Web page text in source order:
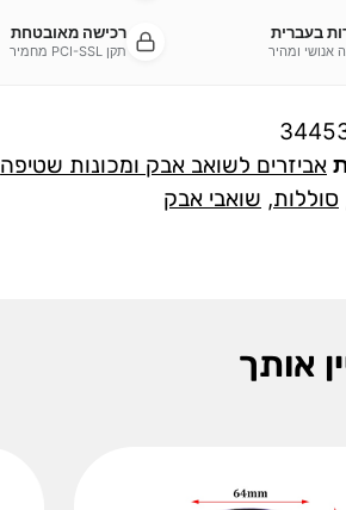
בעברית
אנושי ומהיר
רכישה מאובטחת
תקן PCI-SSL מחמיר
אביזרים לשואב אבק ומכונות שטיפה
סוללות, שואבי אבק
אותך